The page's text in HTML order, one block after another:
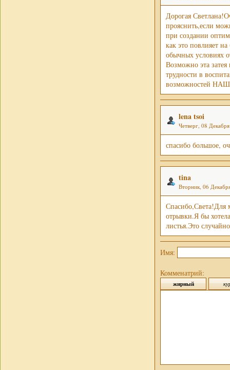
Дорогая
прояснить,если
при создании
как это повлияет
обычных условиях
Возможно эта затея
трудности в
возможностей
lena tsoi
Четверг, 08
спасибо большое,
tina
Вторник, 06
Спасибо,Света!Для
отрывки.Я бы
листья.Это
Имя:
Комменатрий: